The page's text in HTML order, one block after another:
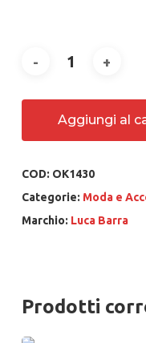
Aggiungi al
COD: OK1430
Categorie: Moda e
Marchio: Luca Barra
Prodotti